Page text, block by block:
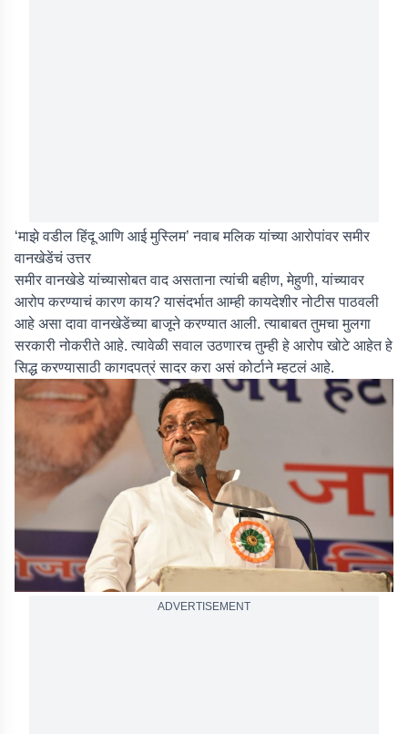
‘माझे वडील हिंदू आणि आई मुस्लिम’ नवाब मलिक यांच्या आरोपांवर समीर
वानखेडेंचं उत्तर
समीर वानखेडे यांच्यासोबत वाद असताना त्यांची बहीण, मेहुणी, यांच्यावर
आरोप करण्याचं कारण काय? यासंदर्भात आम्ही कायदेशीर नोटीस पाठवली
आहे असा दावा वानखेडेंच्या बाजूने करण्यात आली. त्याबाबत तुमचा मुलगा
सरकारी नोकरीते आहे. त्यावेळी सवाल उठणारच तुम्ही हे आरोप खोटे आहेत हे
सिद्ध करण्यासाठी कागदपत्रं सादर करा असं कोर्टाने म्हटलं आहे.
ADVERTISEMENT